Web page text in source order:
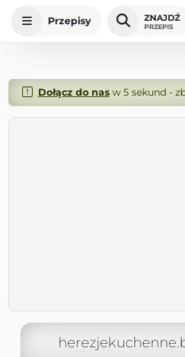
Przepisy ZNAJDŹ
PRZEPIS
Dołącz do nasw 5 sekund -